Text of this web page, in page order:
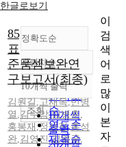
한글로보기
정확도순
정확도
순
인기도
순
연도순
제목순
내림차순
내림차순
10개씩 출력
10개씩
출력
20개씩
조회
85
표
준품셈보완연
구보고서(최종)
김원길,고재목,민병
열 ,김수암,임병훈,
홍봉재 ,정성진,홍성
완,김영진,김영국,
이
검
색
어
로
많
이
본
자